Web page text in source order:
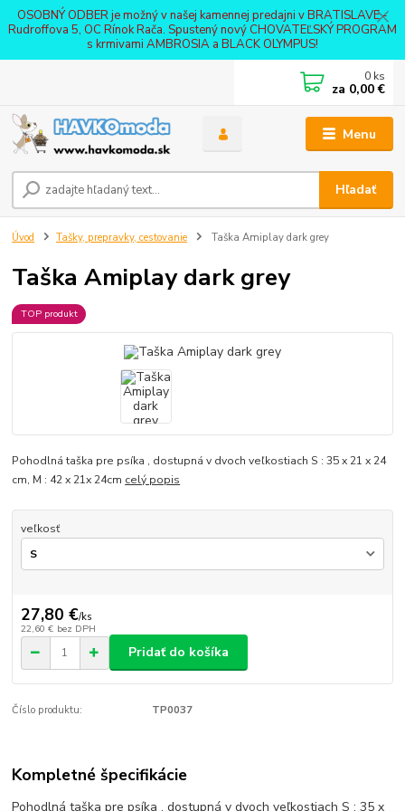
OSOBNÝ ODBER je možný v našej kamennej predajni v BRATISLAVE -
Rudroffova 5, OC Rínok Rača. Spustený nový CHOVATEĽSKÝ PROGRAM
s krmivami AMBROSIA a BLACK OLYMPUS!
Menu
Hľadať
0 ks
za 0,00 €
Úvod Tašky, prepravky, cestovanie Taška Amiplay dark grey
Taška Amiplay dark grey
TOP produkt
Pohodlná taška pre psíka , dostupná v dvoch veľkostiach S : 35 x 21 x 24
cm, M : 42 x 21x 24cm celý popis
veľkosť
27,80 €/ks
22,60 € bez DPH
Pridať do košíka
Číslo produktu: TP0037
Kompletné špecifikácie
Pohodlná taška pre psíka , dostupná v dvoch veľkostiach S : 35 x